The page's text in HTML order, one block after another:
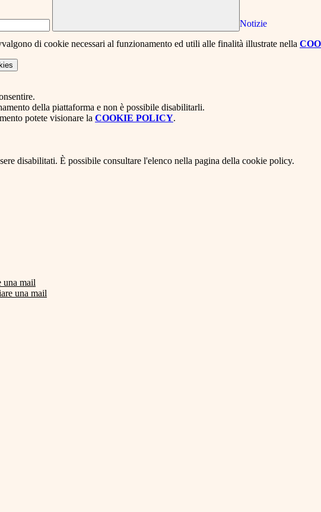
Notizie
di cookie necessari al funzionamento ed utili alle finalità illustrate nella
della piattaforma e non è possibile disabilitarli.
potete visionare la COOKIE POLICY.
disabilitati. È possibile consultare l'elenco nella pagina della cookie policy.
una mail
una mail